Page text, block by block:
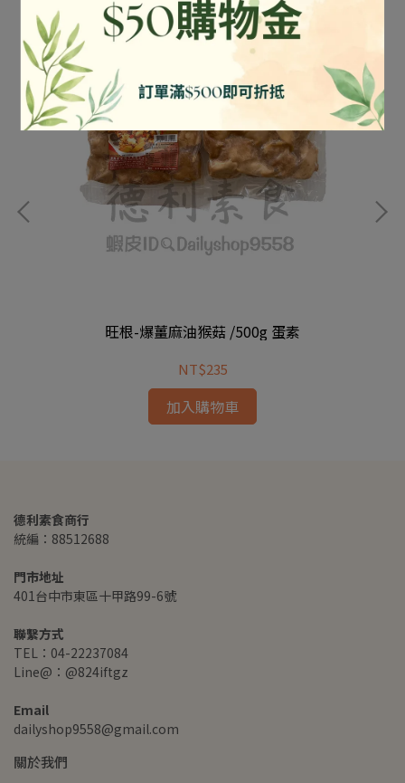
旺根-爆薑麻油猴菇 /500g 蛋素
NT$235
加入購物車
德利素食商行
統編：88512688
門市地址
401台中市東區十甲路99-6號
聯繫方式
TEL：04-22237084
Line@：@824iftgz
Email
dailyshop9558@gmail.com
關於我們